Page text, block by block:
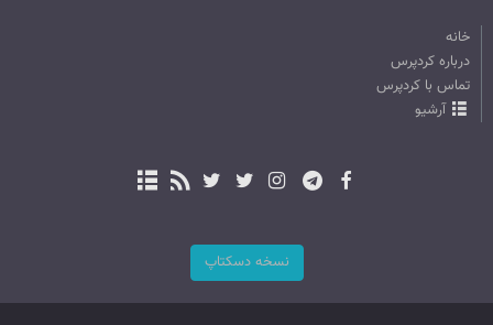
خانه
درباره کردپرس
تماس با کردپرس
آرشیو
نسخه دسکتاپ